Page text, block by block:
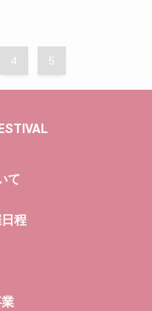
4 5
て
程